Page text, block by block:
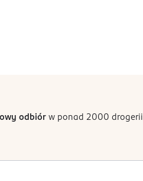
odbiórw ponad 2000 drogerii